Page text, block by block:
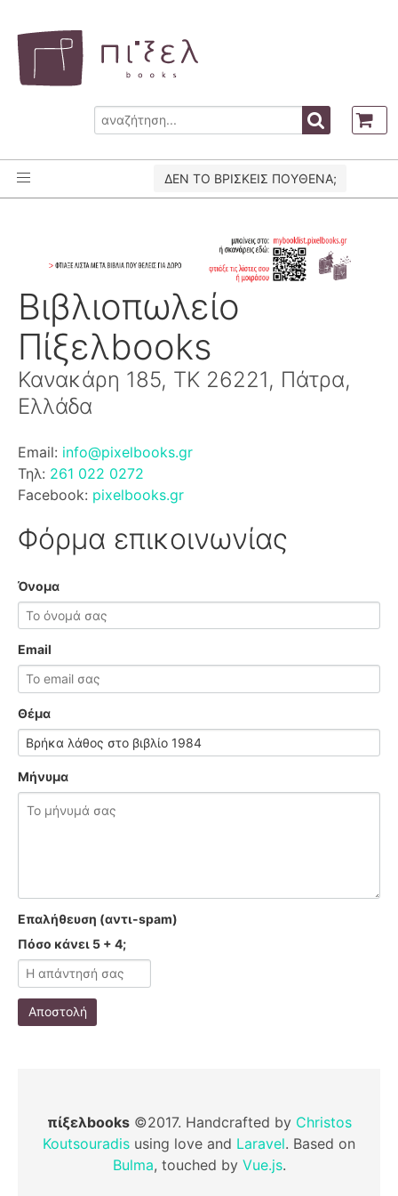
ΔΕΝ ΤΟ ΒΡΙΣΚΕΙΣ ΠΟΥΘΕΝΑ;
Βιβλιοπωλείο
Πίξελbooks
Κανακάρη 185, ΤΚ 26221, Πάτρα,
Ελλάδα
Email: info@pixelbooks.gr
Τηλ: 261 022 0272
Facebook: pixelbooks.gr
Φόρμα επικοινωνίας
Όνομα
Email
Θέμα
Μήνυμα
Επαλήθευση (αντι-spam)
Πόσο κάνει 5 + 4;
Αποστολή
πίξελbooks©2017. Handcrafted by Christos
Koutsouradis using love and Laravel. Based on
Bulma, touched by Vue.js.